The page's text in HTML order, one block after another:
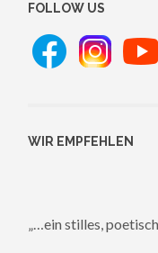
FOLLOW US
WIR EMPFEHLEN
„…ein stilles,